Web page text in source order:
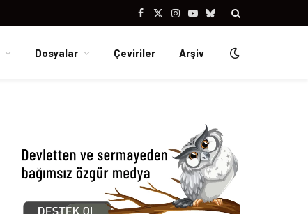
Facebook
X
Instagram
YouTubeBluesky
Dosyalar Çeviriler Arşiv